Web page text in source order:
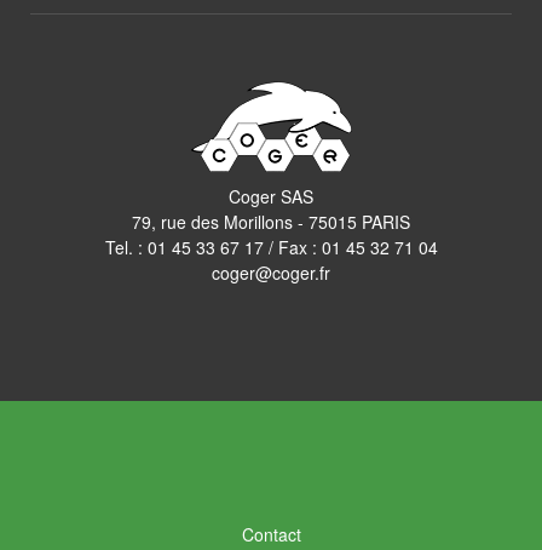
Coger SAS
79, rue des Morillons - 75015 PARIS
Tel. : 01 45 33 67 17/ Fax : 01 45 32 71 04
coger@coger.fr
Contact